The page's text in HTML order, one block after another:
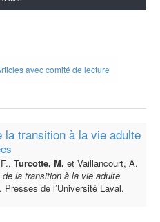
avec comité de lecture
la transition à la vie adulte
Turcotte, M. et Vaillancourt, A.
la transition à la vie adulte.
. Presses de l’Université Laval.